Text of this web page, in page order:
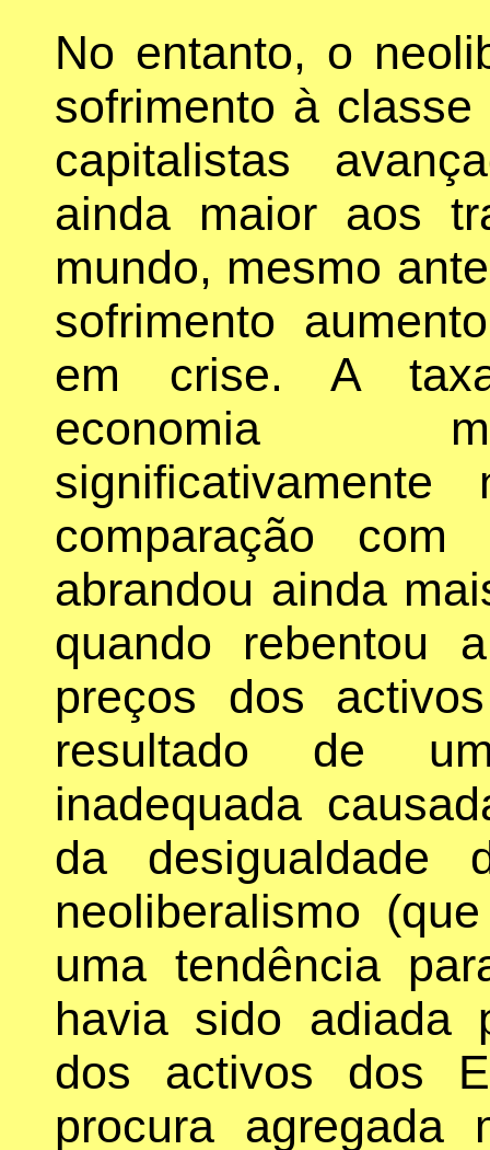
No entanto, o
sofrimento à
capitalistas
ainda maior aos
mundo, mesmo
sofrimento
em crise. A
economia
comparação
abrandou ainda
quando rebentou
preços dos
resultado de
inadequada
da desigualdade
neoliberalismo
uma tendência
havia sido adiada
dos activos dos
procura agregada